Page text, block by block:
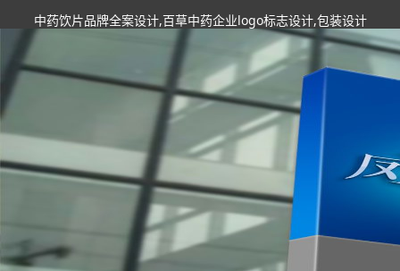
中药饮片品牌全案设计,百草中药企业logo标志设计,包装设计